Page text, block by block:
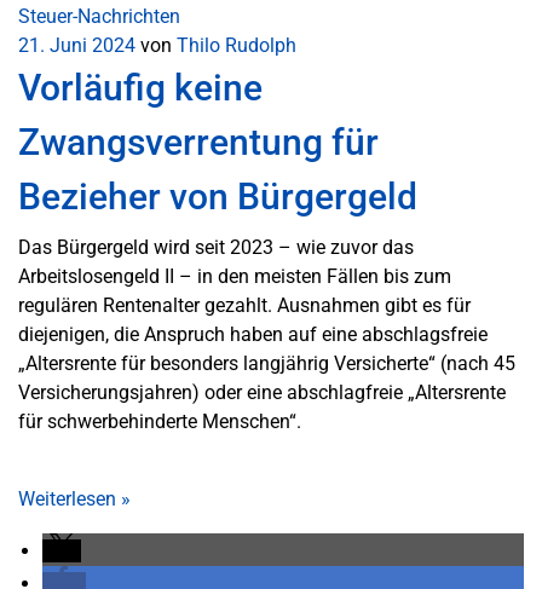
Steuer-Nachrichten
21. Juni 2024 von Thilo Rudolph
Vorläufig keine
Zwangsverrentung für
Bezieher von Bürgergeld
Das Bürgergeld wird seit 2023 – wie zuvor das
Arbeitslosengeld II – in den meisten Fällen bis zum
regulären Rentenalter gezahlt. Ausnahmen gibt es für
diejenigen, die Anspruch haben auf eine abschlagsfreie
„Altersrente für besonders langjährig Versicherte“ (nach 45
Versicherungsjahren) oder eine abschlagfreie „Altersrente
für schwerbehinderte Menschen“.
Weiterlesen »